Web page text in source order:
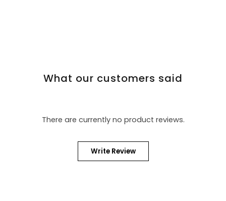
What our customers said
There are currently no product reviews.
Write Review